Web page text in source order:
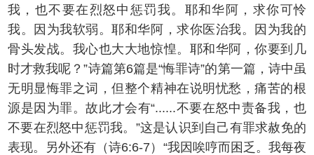
我，也不要在烈怒中惩罚我。耶和华阿，求你可怜
我。因为我软弱。耶和华阿，求你医治我。因为我的
骨头发战。我心也大大地惊惶。耶和华阿，你要到几
时才救我呢？”诗篇第6篇是“悔罪诗”的第一篇，诗中虽
无明显悔罪之词，但整个精神在说明忧愁，痛苦的根
源是因为罪。故此才会有“......不要在怒中责备我，也
不要在烈怒中惩罚我。”这是认识到自己有罪求赦免的
表现。另外还有（诗6:6-7）“我因唉哼而困乏。我每夜